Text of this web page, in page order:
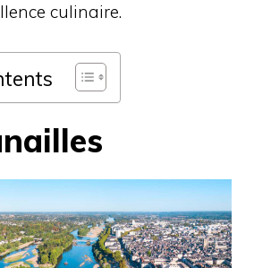
culinaire.